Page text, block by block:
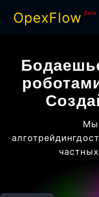
OpexFlow βeta
Мы
алготрейдинг